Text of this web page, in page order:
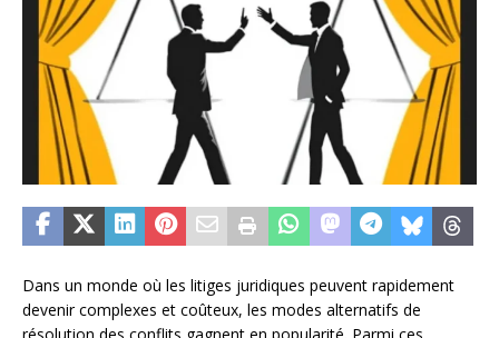
Dans un monde où les litiges juridiques peuvent rapidement
devenir complexes et coûteux, les modes alternatifs de